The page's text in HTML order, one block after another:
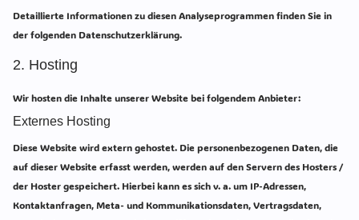
Detaillierte Informationen zu diesen Analyseprogrammen finden Sie in
der folgenden Datenschutzerklärung.
2. Hosting
Wir hosten die Inhalte unserer Website bei folgendem Anbieter:
Externes Hosting
Diese Website wird extern gehostet. Die personenbezogenen Daten, die
auf dieser Website erfasst werden, werden auf den Servern des Hosters /
der Hoster gespeichert. Hierbei kann es sich v. a. um IP-Adressen,
Kontaktanfragen, Meta- und Kommunikationsdaten, Vertragsdaten,